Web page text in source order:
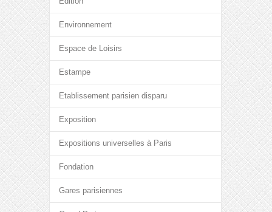
Environnement
Espace de Loisirs
Estampe
Etablissement parisien disparu
Exposition
Expositions universelles à Paris
Fondation
Gares parisiennes